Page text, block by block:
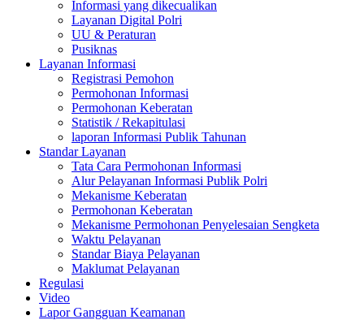
Informasi yang dikecualikan
Layanan Digital Polri
UU & Peraturan
Pusiknas
Layanan Informasi
Registrasi Pemohon
Permohonan Informasi
Permohonan Keberatan
Statistik / Rekapitulasi
laporan Informasi Publik Tahunan
Standar Layanan
Tata Cara Permohonan Informasi
Alur Pelayanan Informasi Publik Polri
Mekanisme Keberatan
Permohonan Keberatan
Mekanisme Permohonan Penyelesaian Sengketa
Waktu Pelayanan
Standar Biaya Pelayanan
Maklumat Pelayanan
Regulasi
Video
Lapor Gangguan Keamanan